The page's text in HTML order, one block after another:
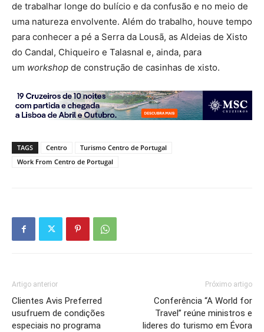
de trabalhar longe do bulício e da confusão e no meio de
uma natureza envolvente. Além do trabalho, houve tempo
para conhecer a pé a Serra da Lousã, as Aldeias de Xisto
do Candal, Chiqueiro e Talasnal e, ainda, para
um workshop de construção de casinhas de xisto.
TAGS Centro
Turismo Centro de Portugal
Work From Centro de Portugal
Artigo anterior
Clientes Avis Preferred
usufruem de condições
especiais no programa
Próximo artigo
Conferência “A World for
Travel” reúne ministros e
lideres do turismo em Évora